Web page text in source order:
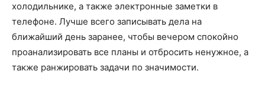
холодильнике, а также электронные заметки в
телефоне. Лучше всего записывать дела на
ближайший день заранее, чтобы вечером спокойно
проанализировать все планы и отбросить ненужное, а
также ранжировать задачи по значимости.